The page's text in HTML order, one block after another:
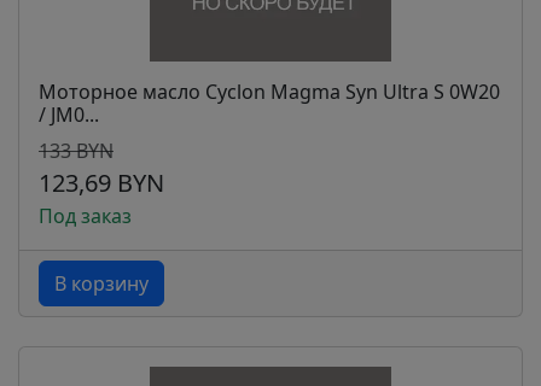
Моторное масло Cyclon Magma Syn Ultra S 0W20
/ JM0...
133 BYN
123,69 BYN
Под заказ
В корзину